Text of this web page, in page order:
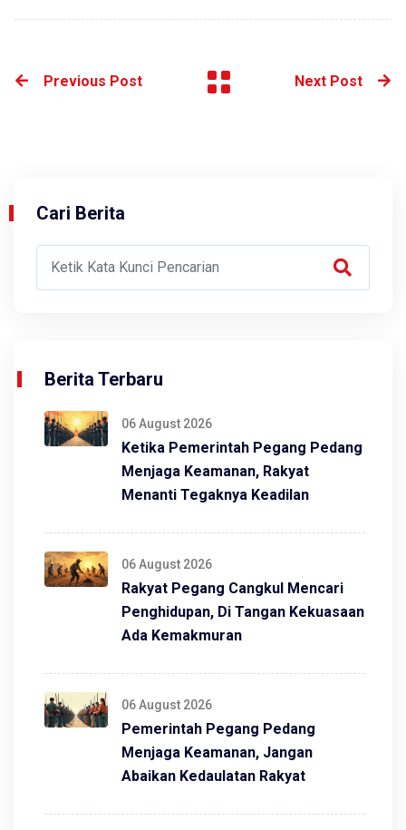
Previous Post Next Post
Cari Berita
Berita Terbaru
06 August 2026
Ketika Pemerintah Pegang Pedang
Menjaga Keamanan, Rakyat
Menanti Tegaknya Keadilan
06 August 2026
Rakyat Pegang Cangkul Mencari
Penghidupan, Di Tangan Kekuasaan
Ada Kemakmuran
06 August 2026
Pemerintah Pegang Pedang
Menjaga Keamanan, Jangan
Abaikan Kedaulatan Rakyat